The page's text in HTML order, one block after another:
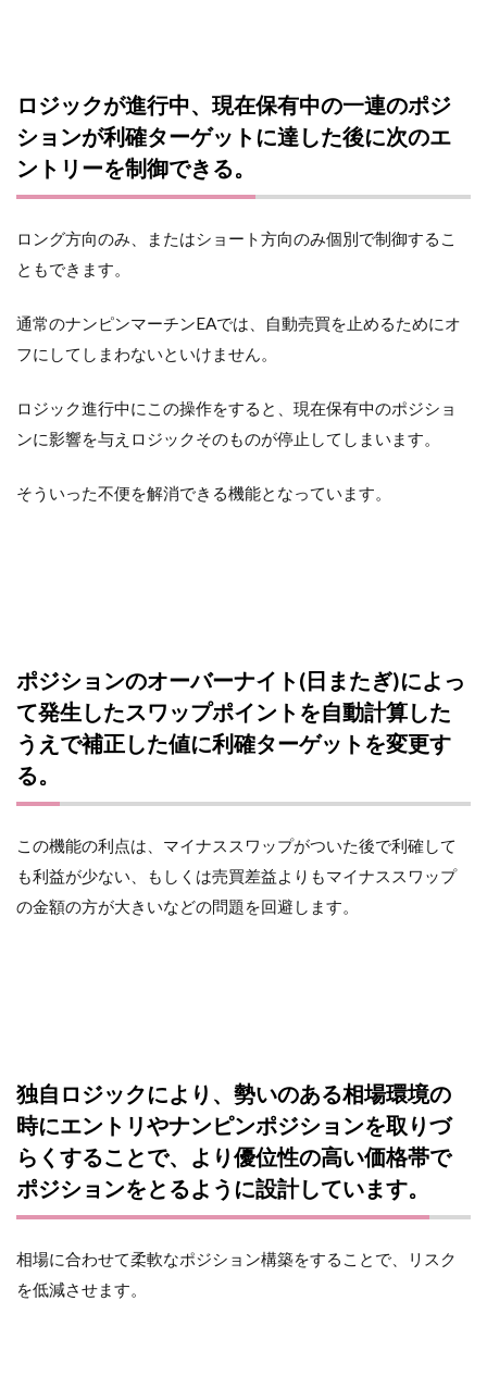
ロジックが進行中、現在保有中の一連のポジ
ションが利確ターゲットに達した後に次のエ
ントリーを制御できる。
ロング方向のみ、またはショート方向のみ個別で制御するこ
ともできます。
通常のナンピンマーチンEAでは、自動売買を止めるためにオ
フにしてしまわないといけません。
ロジック進行中にこの操作をすると、現在保有中のポジショ
ンに影響を与えロジックそのものが停止してしまいます。
そういった不便を解消できる機能となっています。
ポジションのオーバーナイト(日またぎ)によっ
て発生したスワップポイントを自動計算した
うえで補正した値に利確ターゲットを変更す
る。
この機能の利点は、マイナススワップがついた後で利確して
も利益が少ない、もしくは売買差益よりもマイナススワップ
の金額の方が大きいなどの問題を回避します。
独自ロジックにより、勢いのある相場環境の
時にエントリやナンピンポジションを取りづ
らくすることで、より優位性の高い価格帯で
ポジションをとるように設計しています。
相場に合わせて柔軟なポジション構築をすることで、リスク
を低減させます。